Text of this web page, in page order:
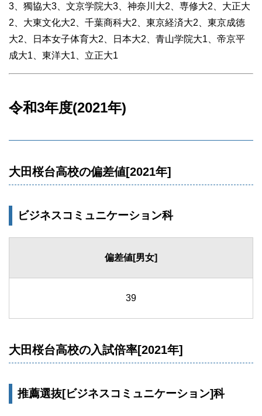
3、獨協大3、文京学院大3、神奈川大2、専修大2、大正大
2、大東文化大2、千葉商科大2、東京経済大2、東京成徳
大2、日本女子体育大2、日本大2、青山学院大1、帝京平
成大1、東洋大1、立正大1
令和3年度(2021年)
大田桜台高校の偏差値[2021年]
ビジネスコミュニケーション科
偏差値[男女]
39
大田桜台高校の入試倍率[2021年]
推薦選抜[ビジネスコミュニケーション]科